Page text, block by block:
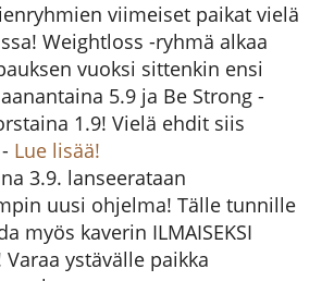
viimeiset paikat vielä
Weightloss -ryhmä alkaa
vuoksi sittenkin ensi
5.9 ja Be Strong -
1.9! Vielä ehdit siis
Lue lisää!
3.9. lanseerataan
uusi ohjelma! Tälle tunnille
myös kaverin ILMAISEKSI
Varaa ystävälle paikka